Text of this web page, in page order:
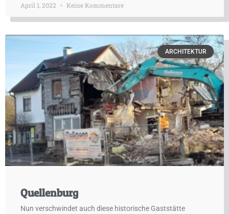
April 1, 2022 Keine Kommentare
ARCHITEKTUR
Quellenburg
Nun verschwindet auch diese historische Gaststätte